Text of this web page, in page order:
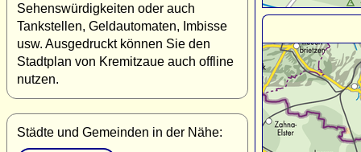
Sehenswürdigkeiten oder auch
Tankstellen, Geldautomaten, Imbisse
usw. Ausgedruckt können Sie den
Stadtplan von Kremitzaue auch offline
nutzen.
Städte und Gemeinden in der Nähe: